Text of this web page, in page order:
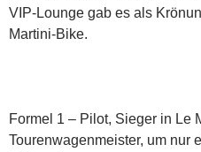
VIP-Lounge gab es als
Martini-Bike.
Formel 1 – Pilot, Sieger in Le
Tourenwagenmeister, um nur